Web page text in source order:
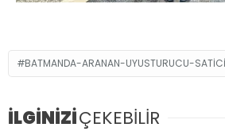
BATMANDA-ARANAN-UYUSTURUCU-
İLGİNİZİÇEKEBİLİR